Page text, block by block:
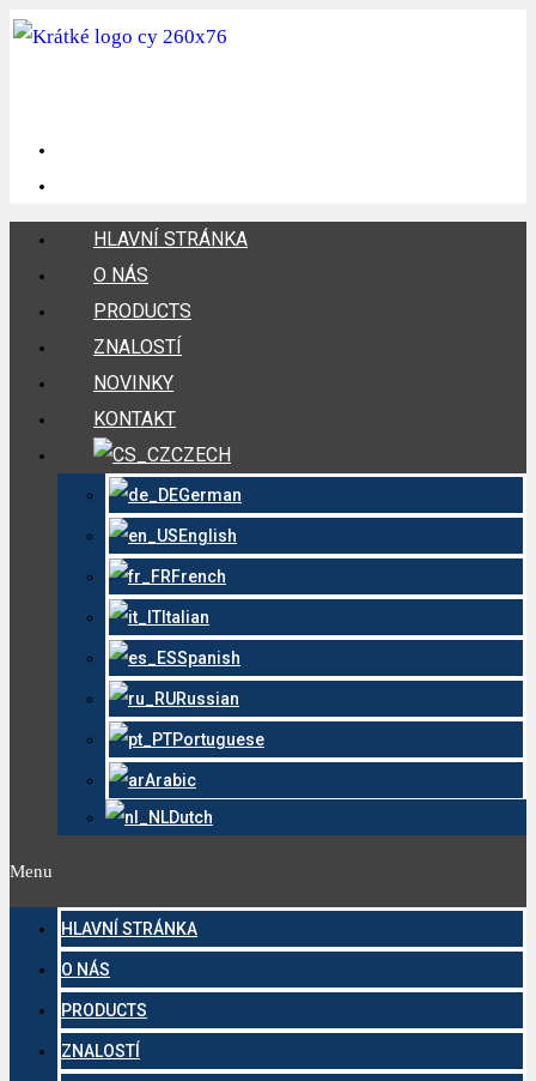
HLAVNÍ STRÁNKA
O NÁS
PRODUCTS
ZNALOSTÍ
NOVINKY
KONTAKT
CZECH
German
English
French
Italian
Spanish
Russian
Portuguese
Arabic
Dutch
Menu
HLAVNÍ STRÁNKA
O NÁS
PRODUCTS
ZNALOSTÍ